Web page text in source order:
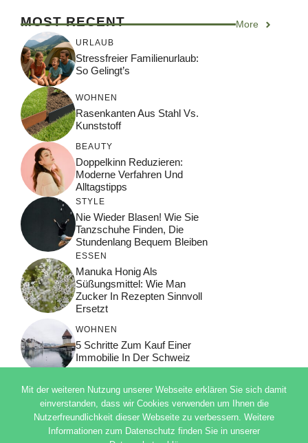
MOST RECENT More
URLAUB
Stressfreier Familienurlaub:
So Gelingt’s
WOHNEN
Rasenkanten Aus Stahl Vs.
Kunststoff
BEAUTY
Doppelkinn Reduzieren:
Moderne Verfahren Und
Alltagstipps
STYLE
Nie Wieder Blasen! Wie Sie
Tanzschuhe Finden, Die
Stundenlang Bequem Bleiben
ESSEN
Manuka Honig Als
Süßungsmittel: Wie Man
Zucker In Rezepten Sinnvoll
Ersetzt
WOHNEN
5 Schritte Zum Kauf Einer
Immobilie In Der Schweiz
© 2026 ADSIMPLE
DATENSCHUTZERKLÄRUNG
Mit der weiteren Nutzung unserer Webseite erklären Sie sich damit
einverstanden, dass wir Cookies verwenden um Ihnen die
Nutzerfreundlichkeit dieser Webseite zu verbessern. Weitere
Informationen zum Datenschutz finden Sie in unserer